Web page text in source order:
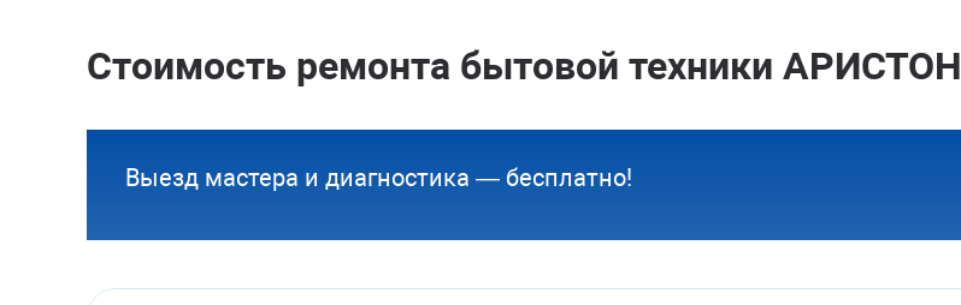
Стоимость ремонта бытовой техники АРИСТОН
Выезд мастера и диагностика — бесплатно!